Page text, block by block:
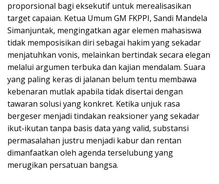
proporsional bagi eksekutif untuk merealisasikan
target capaian. Ketua Umum GM FKPPI, Sandi Mandela
Simanjuntak, mengingatkan agar elemen mahasiswa
tidak memposisikan diri sebagai hakim yang sekadar
menjatuhkan vonis, melainkan bertindak secara elegan
melalui argumen terbuka dan kajian mendalam. Suara
yang paling keras di jalanan belum tentu membawa
kebenaran mutlak apabila tidak disertai dengan
tawaran solusi yang konkret. Ketika unjuk rasa
bergeser menjadi tindakan reaksioner yang sekadar
ikut-ikutan tanpa basis data yang valid, substansi
permasalahan justru menjadi kabur dan rentan
dimanfaatkan oleh agenda terselubung yang
merugikan persatuan bangsa.